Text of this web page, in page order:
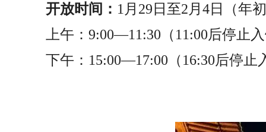
开放时间： 1月29日至2月4日（年
上午：9:00—11:30（11:00后停止
下午：15:00—17:00（16:30后停止